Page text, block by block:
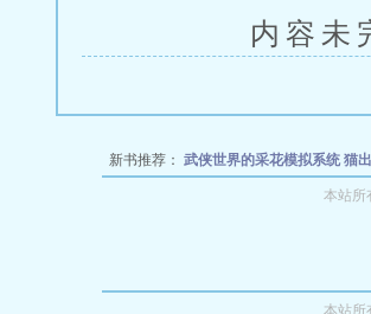
内容未完
新书推荐： 武侠世界的采花模拟系统 猫
乡村女
本站所
本站所